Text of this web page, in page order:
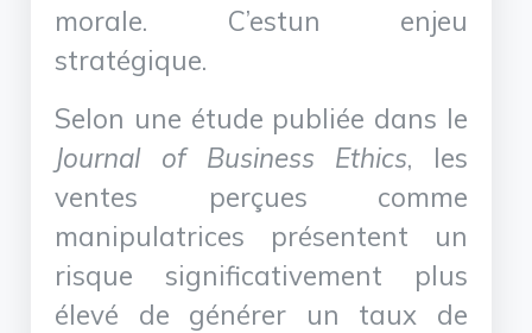
morale. C’estun enjeu
stratégique.
Selon une étude publiée dans le
Journal of Business Ethics, les
ventes perçues comme
manipulatrices présentent un
risque significativement plus
élevé de générer un taux de